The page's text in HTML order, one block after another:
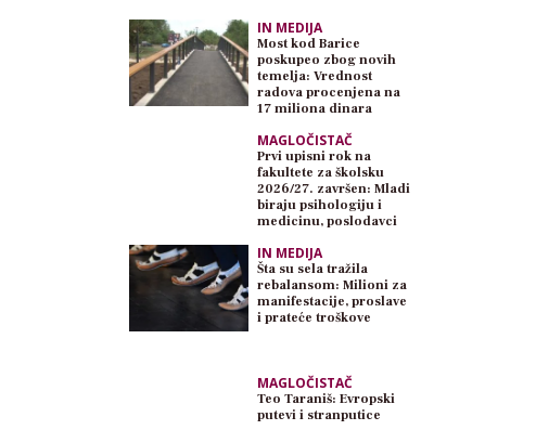
IN MEDIJA
Most kod Barice
poskupeo zbog novih
temelja: Vrednost
radova procenjena na
17 miliona dinara
MAGLOČISTAČ
Prvi upisni rok na
fakultete za školsku
2026/27. završen: Mladi
biraju psihologiju i
medicinu, poslodavci
IN MEDIJA
Šta su sela tražila
rebalansom: Milioni za
manifestacije, proslave
i prateće troškove
MAGLOČISTAČ
Teo Taraniš: Evropski
putevi i stranputice